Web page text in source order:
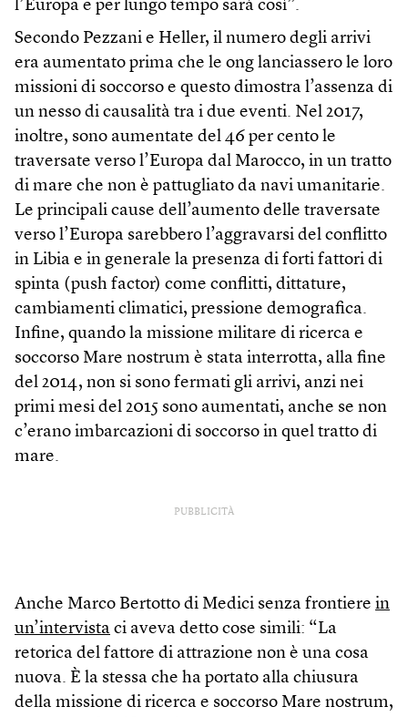
l’Europa e per lungo tempo sarà così”.
Secondo Pezzani e Heller, il numero degli arrivi
era aumentato prima che le ong lanciassero le loro
missioni di soccorso e questo dimostra l’assenza di
un nesso di causalità tra i due eventi. Nel 2017,
inoltre, sono aumentate del 46 per cento le
traversate verso l’Europa dal Marocco, in un tratto
di mare che non è pattugliato da navi umanitarie.
Le principali cause dell’aumento delle traversate
verso l’Europa sarebbero l’aggravarsi del conflitto
in Libia e in generale la presenza di forti fattori di
spinta (push factor) come conflitti, dittature,
cambiamenti climatici, pressione demografica.
Infine, quando la missione militare di ricerca e
soccorso Mare nostrum è stata interrotta, alla fine
del 2014, non si sono fermati gli arrivi, anzi nei
primi mesi del 2015 sono aumentati, anche se non
c’erano imbarcazioni di soccorso in quel tratto di
mare.
PUBBLICITÀ
Anche Marco Bertotto di Medici senza frontiere in
un’intervista ci aveva detto cose simili: “La
retorica del fattore di attrazione non è una cosa
nuova. È la stessa che ha portato alla chiusura
della missione di ricerca e soccorso Mare nostrum,